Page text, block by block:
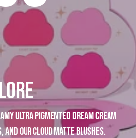
ultra pigmented dream cream
and our cloud matte blushes.